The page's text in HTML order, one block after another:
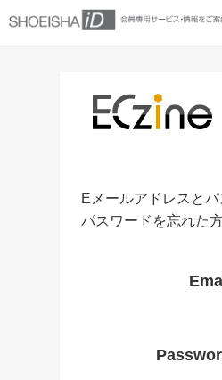
Eメールアドレスと
パスワードを忘れた